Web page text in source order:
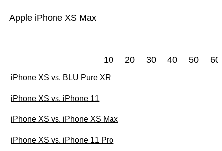
Apple iPhone XS Max
10 20 30 40 50 60
iPhone XS vs. BLU Pure XR
iPhone XS vs. iPhone 11
iPhone XS vs. iPhone XS Max
iPhone XS vs. iPhone 11 Pro